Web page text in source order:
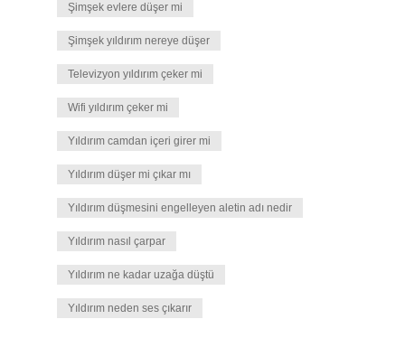
Şimşek evlere düşer mi
Şimşek yıldırım nereye düşer
Televizyon yıldırım çeker mi
Wifi yıldırım çeker mi
Yıldırım camdan içeri girer mi
Yıldırım düşer mi çıkar mı
Yıldırım düşmesini engelleyen aletin adı nedir
Yıldırım nasıl çarpar
Yıldırım ne kadar uzağa düştü
Yıldırım neden ses çıkarır